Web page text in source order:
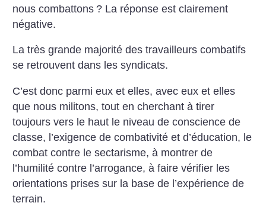
nous combattons ? La réponse est clairement
négative.
La très grande majorité des travailleurs combatifs
se retrouvent dans les syndicats.
C’est donc parmi eux et elles, avec eux et elles
que nous militons, tout en cherchant à tirer
toujours vers le haut le niveau de conscience de
classe, l’exigence de combativité et d’éducation, le
combat contre le sectarisme, à montrer de
l’humilité contre l’arrogance, à faire vérifier les
orientations prises sur la base de l’expérience de
terrain.